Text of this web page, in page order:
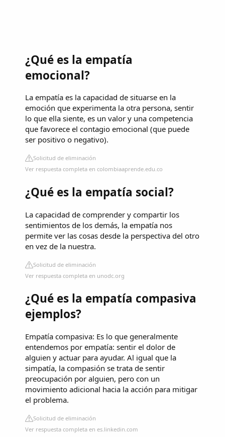
¿Qué es la empatía
emocional?
La empatía es la capacidad de situarse en la
emoción que experimenta la otra persona, sentir
lo que ella siente, es un valor y una competencia
que favorece el contagio emocional (que puede
ser positivo o negativo).
Solicitud de eliminación
Ver respuesta completa en colombiaaprende.edu.co
¿Qué es la empatía social?
La capacidad de comprender y compartir los
sentimientos de los demás, la empatía nos
permite ver las cosas desde la perspectiva del otro
en vez de la nuestra.
Solicitud de eliminación
Ver respuesta completa en unodc.org
¿Qué es la empatía compasiva
ejemplos?
Empatía compasiva: Es lo que generalmente
entendemos por empatía: sentir el dolor de
alguien y actuar para ayudar. Al igual que la
simpatía, la compasión se trata de sentir
preocupación por alguien, pero con un
movimiento adicional hacia la acción para mitigar
el problema.
Solicitud de eliminación
Ver respuesta completa en es.linkedin.com